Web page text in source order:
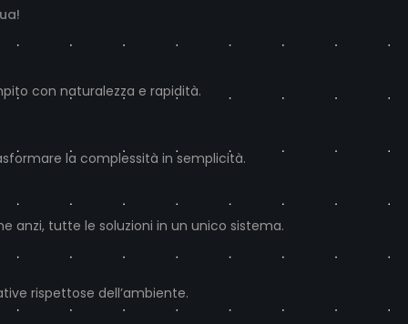
con naturalezza e rapidità.
la complessità in semplicità.
anzi, tutte le soluzioni in un unico sistema.
rispettose dell’ambiente.